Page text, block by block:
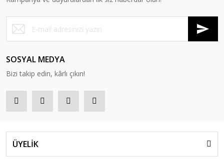
SOSYAL MEDYA
Bizi takip edin, kârlı çıkın!
ÜYELİK